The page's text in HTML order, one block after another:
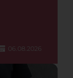
06.08.2026